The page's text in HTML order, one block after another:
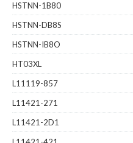
HSTNN-1B80
HSTNN-DB8S
HSTNN-IB8O
HT03XL
L11119-857
L11421-271
L11421-2D1